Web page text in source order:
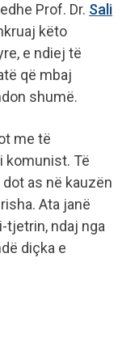
Prof. Dr. Sali
këto
e ndiej të
që mbaj
shumë.
me të
komunist. Të
as në kauzën
Ata janë
tjetrin, ndaj nga
diçka e